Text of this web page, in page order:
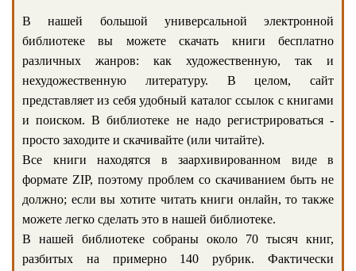
В нашей большой универсальной электронной
библиотеке вы можете скачать книги бесплатно
различных жанров: как художественную, так и
нехудожественную литературу. В целом, сайт
представляет из себя удобный каталог ссылок с книгами
и поиском. В библиотеке не надо регистрироваться -
просто заходите и скачивайте (или читайте).
Все книги находятся в заархивированном виде в
формате ZIP, поэтому проблем со скачиванием быть не
должно; если вы хотите читать книги онлайн, то также
можете легко сделать это в нашей библиотеке.
В нашей библиотеке собраны около 70 тысяч книг,
разбитых на примерно 140 рубрик. Фактически